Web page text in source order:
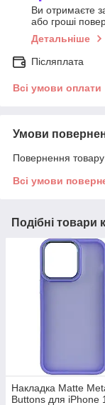
Ви отримаєте
або гроші
Детальніше
Післяплата
Всі умови оплати
Умови
Повернення
Всі умови
Подібні товари
Накладка Matte
Buttons для iPhone